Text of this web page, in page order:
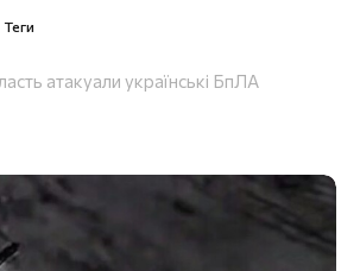
Теги
атакуали українські БпЛА